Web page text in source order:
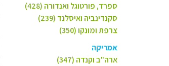
ספרד, פורטוגל ואנדורה (428)
סקנדינביה ואיסלנד (239)
צרפת ומונקו (350)
אמריקה
ארה"ב וקנדה (347)